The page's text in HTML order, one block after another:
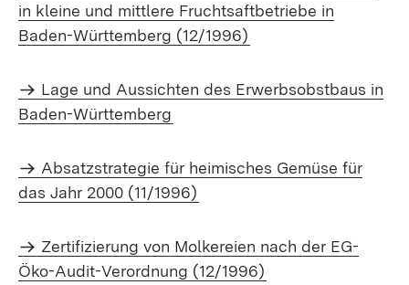
in kleine und mittlere Fruchtsaftbetriebe in
Baden-Württemberg (12/1996)
Lage und Aussichten des Erwerbsobstbaus in
Baden-Württemberg
Absatzstrategie für heimisches Gemüse für
das Jahr 2000 (11/1996)
Zertifizierung von Molkereien nach der EG-
Öko-Audit-Verordnung (12/1996)